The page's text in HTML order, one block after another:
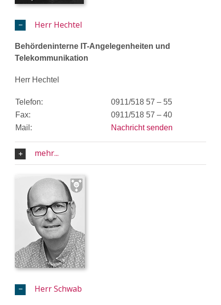
Herr Hechtel
Behördeninterne IT-Angelegenheiten und
Telekommunikation
Herr Hechtel
Telefon:
0911/518 57 – 55
Fax:
0911/518 57 – 40
Mail:
Nachricht senden
mehr...
Herr Schwab